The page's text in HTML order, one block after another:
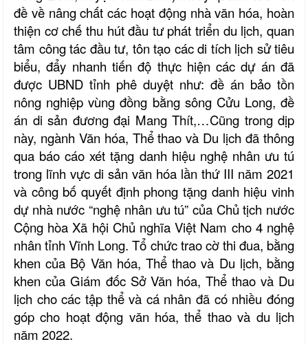
đề về nâng chất các hoạt động nhà văn hóa, hoàn
thiện cơ chế thu hút đầu tư phát triển du lịch, quan
tâm công tác đầu tư, tôn tạo các di tích lịch sử tiêu
biểu, đẩy nhanh tiến độ thực hiện các dự án đã
được UBND tỉnh phê duyệt như: đề án bảo tồn
nông nghiệp vùng đồng bằng sông Cửu Long, đề
án di sản đương đại Mang Thít,…Cũng trong dịp
này, ngành Văn hóa, Thể thao và Du lịch đã thông
qua báo cáo xét tặng danh hiệu nghệ nhân ưu tú
trong lĩnh vực di sản văn hóa lần thứ III năm 2021
và công bố quyết định phong tặng danh hiệu vinh
dự nhà nước “nghệ nhân ưu tú” của Chủ tịch nước
Cộng hòa Xã hội Chủ nghĩa Việt Nam cho 4 nghệ
nhân tỉnh Vĩnh Long.Tổ chức trao cờ thi đua, bằng
khen của Bộ Văn hóa, Thể thao và Du lịch, bằng
khen của Giám đốc Sở Văn hóa, Thể thao và Du
lịch cho các tập thể và cá nhân đã có nhiều đóng
góp cho hoạt động văn hóa, thể thao và du lịch
năm 2022.